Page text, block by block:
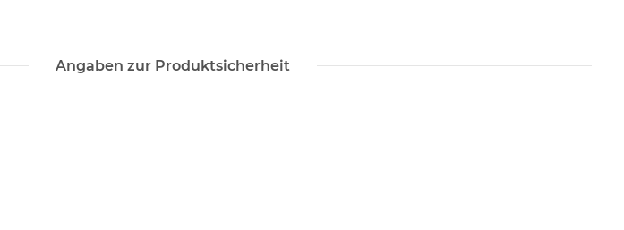
Angaben zur Produktsicherheit